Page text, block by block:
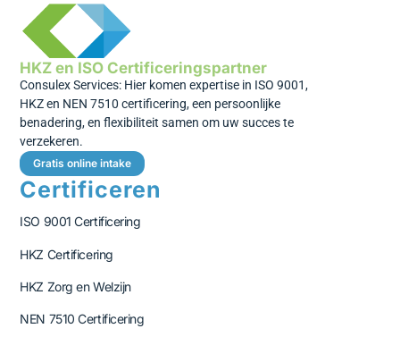
HKZ en ISO Certificeringspartner
Consulex Services: Hier komen expertise in ISO 9001,
HKZ en NEN 7510 certificering, een persoonlijke
benadering, en flexibiliteit samen om uw succes te
verzekeren.
Gratis online intake
Certificeren
ISO 9001 Certificering
HKZ Certificering
HKZ Zorg en Welzijn
NEN 7510 Certificering